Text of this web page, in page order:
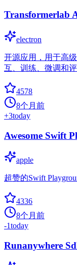
Transformerlab
electron
开源应用，用于高
互、训练、微调和
4578
8个月前
+3today
Awesome Swift
apple
超赞的Swift
4336
8个月前
-1today
Runanywhere